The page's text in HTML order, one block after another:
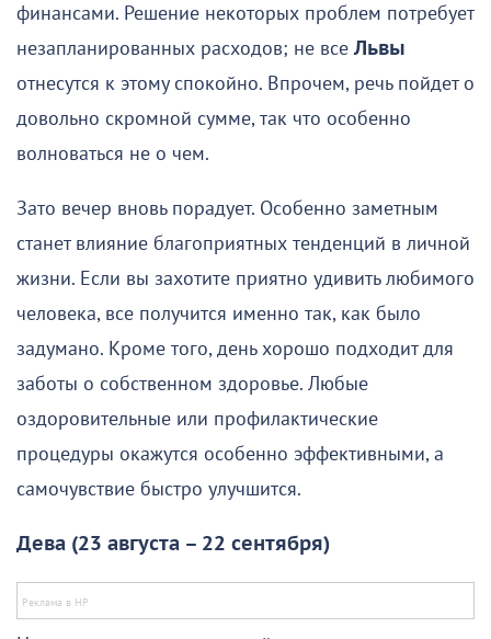
финансами. Решение некоторых проблем потребует
незапланированных расходов; не всеЛьвы
отнесутся к этому спокойно. Впрочем, речь пойдет о
довольно скромной сумме, так что особенно
волноваться не о чем.
Зато вечер вновь порадует. Особенно заметным
станет влияние благоприятных тенденций в личной
жизни. Если вы захотите приятно удивить любимого
человека, все получится именно так, как было
задумано. Кроме того, день хорошо подходит для
заботы о собственном здоровье. Любые
оздоровительные или профилактические
процедуры окажутся особенно эффективными, а
самочувствие быстро улучшится.
Дева (23 августа – 22 сентября)